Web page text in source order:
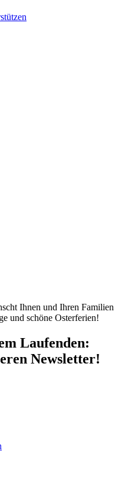
Ihnen und Ihren Familien
und schöne Osterferien!
Laufenden:
Newsletter!